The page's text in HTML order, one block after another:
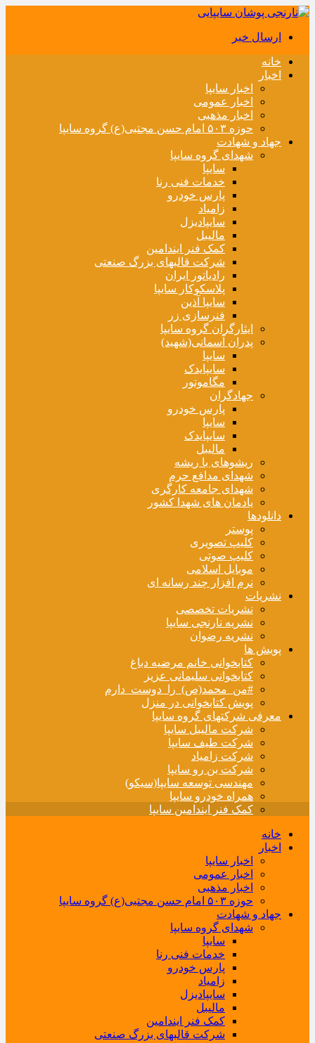
ارسال خبر
خانه
اخبار
اخبار سایپا
اخبار عمومی
اخبار مذهبی
حوزه ۵۰۳ امام حسن مجتبی(ع) گروه سایپا
جهاد و شهادت
شهدای گروه سایپا
سایپا
خدمات فنی رنا
پارس خودرو
زامیاد
سایپادیزل
مالیبل
کمک فنر ایندامین
شرکت قالبهای بزرگ صنعتی
رادیاتور ایران
پلاسکوکار سایپا
سایپا آذین
فنرسازی زر
ایثارگران گروه سایپا
پدران آسمانی(شهید)
سایپا
سایپایدک
مگاموتور
جهادگران
پارس خودرو
سایپا
سایپایدک
مالیبل
ریشوهای با ریشه
شهدای مدافع حرم
شهدای جامعه کارگری
یادمان های شهدا کشور
دانلودها
پوستر
کلیپ تصویری
کلیپ صوتی
موبایل اسلامی
نرم افزار چند رسانه ای
نشریات
نشریات تخصصی
نشریه نارنجی سایپا
نشریه رضوان
پویش ها
کتابخوانی خانم مرضیه دباغ
کتابخوانی سلیمانی عزیز
#من_محمد(ص)_را_دوست_دارم
پویش کتابخوانی در منزل
معرفی شرکتهای گروه سایپا
شرکت مالیبل سایپا
شرکت طیف سایپا
شرکت زامیاد
شرکت بن رو سایپا
مهندسی توسعه سایپا(سیکو)
همراه خودرو سایپا
کمک فنر ایندامین سایپا
خانه
اخبار
اخبار سایپا
اخبار عمومی
اخبار مذهبی
حوزه ۵۰۳ امام حسن مجتبی(ع) گروه سایپا
جهاد و شهادت
شهدای گروه سایپا
سایپا
خدمات فنی رنا
پارس خودرو
زامیاد
سایپادیزل
مالیبل
کمک فنر ایندامین
شرکت قالبهای بزرگ صنعتی